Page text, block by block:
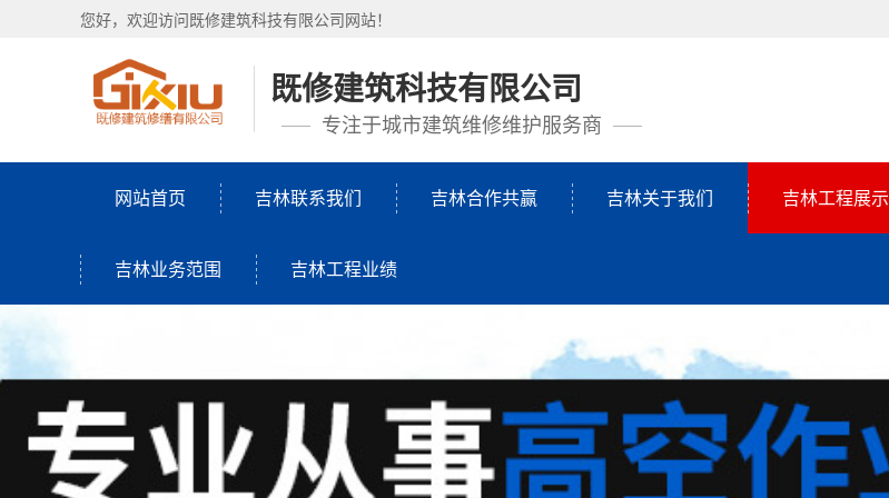
您好，欢迎访问既修建筑科技有限公司网站！
既修建筑科技有限公司
专注于城市建筑维修维护服务商
网站首页 吉林联系我们 吉林合作共赢 吉林关于我们 吉林工程展示
吉林业务范围 吉林工程业绩